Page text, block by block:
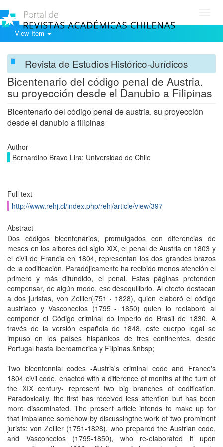
View Item
Revista de Estudios Histórico-Jurídicos
Bicentenario del código penal de Austria.
su proyección desde el Danubio a Filipinas
Bicentenario del código penal de austria. su proyección
desde el danubio a filipinas
Author
Bernardino Bravo Lira; Universidad de Chile
Full text
http://www.rehj.cl/index.php/rehj/article/view/397
Abstract
Dos códigos bicentenarios, promulgados con diferencias de
meses en los albores del siglo XIX, el penal de Austria en 1803 y
el civil de Francia en 1804, representan los dos grandes brazos
de la codificación. Paradójicamente ha recibido menos atención el
primero y más difundido, el penal. Estas páginas pretenden
compensar, de algún modo, ese desequilibrio. Al efecto destacan
a dos juristas, von Zeiller(l751 - 1828), quien elaboró el código
austriaco y Vasconcelos (1795 - 1850) quien lo reelaboró al
componer el Código criminal do imperio do Brasil de 1830. A
través de la versión española de 1848, este cuerpo legal se
impuso en los países hispánicos de tres continentes, desde
Portugal hasta Iberoamérica y Filipinas.&nbsp;
Two bicentennial codes -Austria's criminal code and France's
1804 civil code, enacted with a difference of months at the turn of
the XIX century- represent two big branches of codification.
Paradoxically, the first has received less attention but has been
more disseminated. The present article intends to make up for
that imbalance somehow by discussingthe work of two prominent
jurists: von Zeiller (1751-1828), who prepared the Austrian code,
and Vasconcelos (1795-1850), who re-elaborated it upon